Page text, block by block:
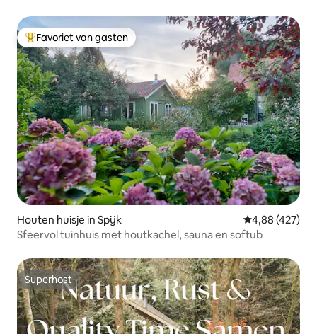
Topfavoriet van gasten
Favoriet van gasten
Houten huisje in Spijk Gemiddelde
4,88 (427)
Sfeervol tuinhuis met houtkachel, sauna en softub
Superhost
Superhost